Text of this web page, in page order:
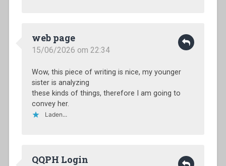
web page
15/06/2026 om 22:34
Wow, this piece of writing is nice, my younger
sister is analyzing
these kinds of things, therefore I am going to
convey her.
Laden...
QQPH Login